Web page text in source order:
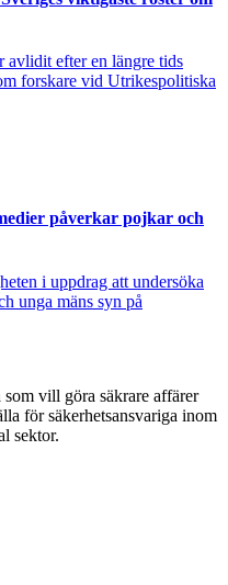
avlidit efter en längre tids
forskare vid Utrikespolitiska
påverkar pojkar och
i uppdrag att undersöka
unga mäns syn på
vill göra säkrare affärer
för säkerhets­ansvariga inom
sektor.